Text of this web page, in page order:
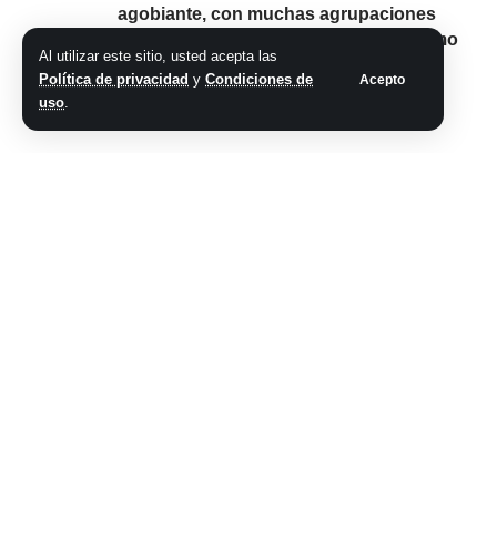
Al utilizar este sitio, usted acepta las
Política de privacidad y Condiciones de
uso.
Acepto
agobiante, con muchas agrupaciones
pero casi sin presencia del kirchnerismo
Milei repasó su decálogo en Italia,
defendió su Gobierno y mandó un